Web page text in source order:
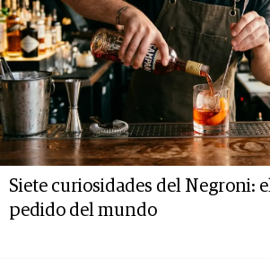
Siete curiosidades del Negroni:
pedido del mundo